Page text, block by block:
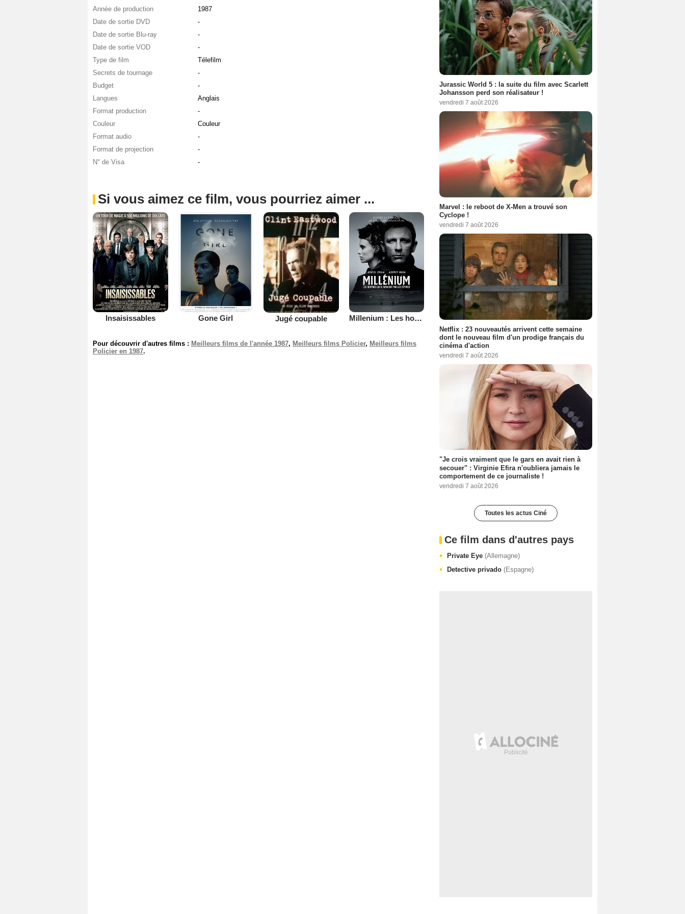
Année de production
1987
Date de sortie DVD
-
Date de sortie Blu-ray
-
Date de sortie VOD
-
Type de film
Télefilm
Secrets de tournage
-
Budget
-
Langues
Anglais
Format production
-
Couleur
Couleur
Format audio
-
Format de projection
-
N° de Visa
-
Si vous aimez ce film, vous pourriez aimer ...
Insaisissables Gone Girl Jugé coupable Millenium : Les hommes qui n’aimaient pas les femmes
Pour découvrir d'autres films : Meilleurs films de l'année 1987, Meilleurs films Policier, Meilleurs films
Policier en 1987.
Jurassic World 5 : la suite du film avec Scarlett
Johansson perd son réalisateur !
vendredi 7 août 2026
Marvel : le reboot de X-Men a trouvé son
Cyclope !
vendredi 7 août 2026
Netflix : 23 nouveautés arrivent cette semaine
dont le nouveau film d'un prodige français du
cinéma d'action
vendredi 7 août 2026
"Je crois vraiment que le gars en avait rien à
secouer" : Virginie Efira n'oubliera jamais le
comportement de ce journaliste !
vendredi 7 août 2026
Toutes les actus Ciné
Ce film dans d'autres pays
Private Eye (Allemagne)
Detective privado (Espagne)